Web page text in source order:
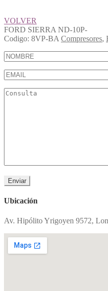
VOLVER
FORD SIERRA ND-10P-
Codigo: 8VP-BA Compresores,
Ubicación
Av. Hipólito Yrigoyen 9572,